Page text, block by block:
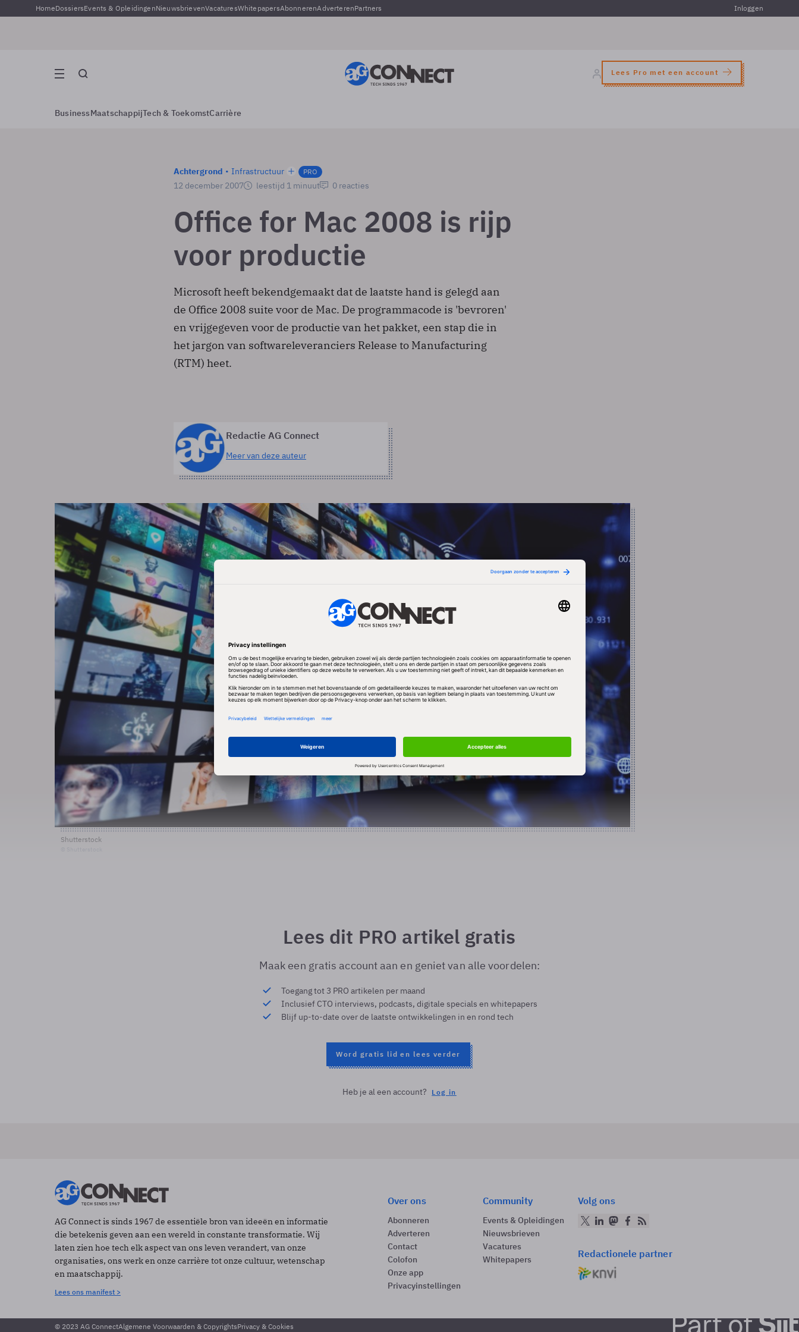
HomeDossiersEvents & OpleidingenNieuwsbrievenVacaturesWhitepapersAbonnerenAdverterenPartners Inloggen
Lees Pro met een account
BusinessMaatschappijTech & ToekomstCarrière
Achtergrond Infrastructuur PRO
12 december 2007 leestijd 1 minuut 0 reacties
Office for Mac 2008 is rijp
voor productie
Microsoft heeft bekendgemaakt dat de laatste hand is gelegd aan
de Office 2008 suite voor de Mac. De programmacode is 'bevroren'
en vrijgegeven voor de productie van het pakket, een stap die in
het jargon van softwareleveranciers Release to Manufacturing
(RTM) heet.
Redactie AG Connect
Meer van deze auteur
Shutterstock
Lees dit PRO artikel gratis
Maak een gratis account aan en geniet van alle voordelen:
Toegang tot 3 PRO artikelen per maand
Inclusief CTO interviews, podcasts, digitale specials en whitepapers
Blijf up-to-date over de laatste ontwikkelingen in en rond tech
Word gratis lid en lees verder
Heb je al een account? Log in
AG Connect is sinds 1967 de essentiële bron van ideeën en informatie
die betekenis geven aan een wereld in constante transformatie. Wij
laten zien hoe tech elk aspect van ons leven verandert, van onze
organisaties, ons werk en onze carrière tot onze cultuur, wetenschap
en maatschappij.
Lees ons manifest >
Over ons
Abonneren
Adverteren
Contact
Colofon
Onze app
Privacyinstellingen
Community
Events & Opleidingen
Nieuwsbrieven
Vacatures
Whitepapers
Volg ons
Redactionele partner
© 2023 AG ConnectAlgemene Voorwaarden & CopyrightsPrivacy & Cookies